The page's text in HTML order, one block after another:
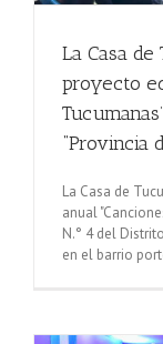
La Casa
proyecto
“Provincia
La Casa de
anual
N.° 4 del
en el barrio